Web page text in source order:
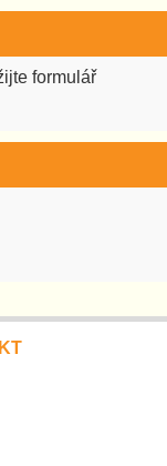
formulář